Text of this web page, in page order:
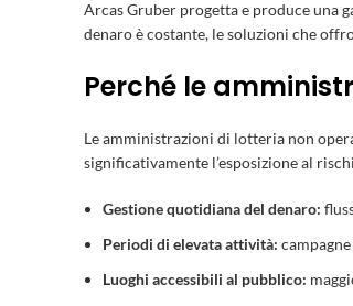
Arcas Gruber progetta e produce una
denaro è costante, le soluzioni che
Perché le
Le amministrazioni di lotteria non
significativamente l’esposizione al
Gestione quotidiana del denaro:
Periodi di elevata attività:
Luoghi accessibili al pubblico: